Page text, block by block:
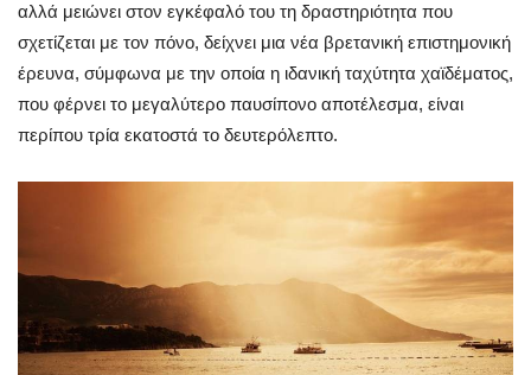
αλλά μειώνει στον εγκέφαλό του τη δραστηριότητα που
σχετίζεται με τον πόνο, δείχνει μια νέα βρετανική επιστημονική
έρευνα, σύμφωνα με την οποία η ιδανική ταχύτητα χαϊδέματος,
που φέρνει το μεγαλύτερο παυσίπονο αποτέλεσμα, είναι
περίπου τρία εκατοστά το δευτερόλεπτο.